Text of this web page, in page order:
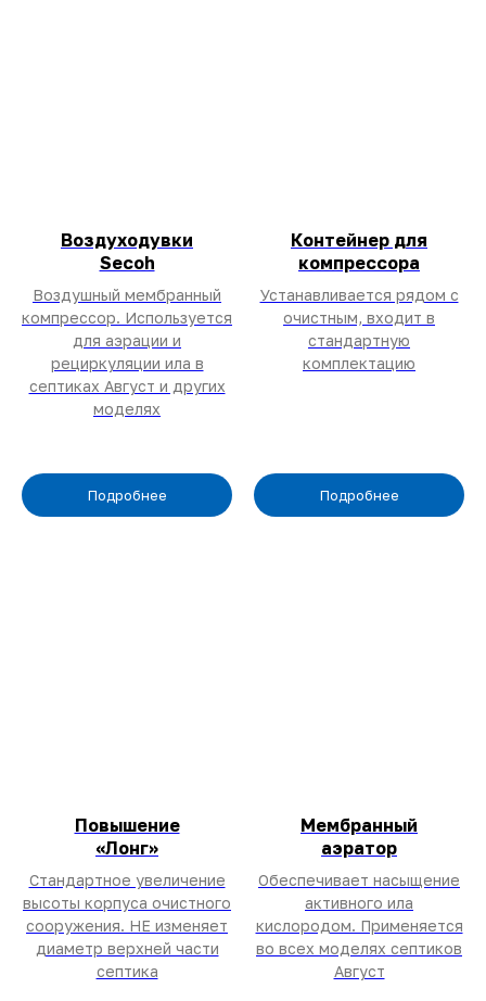
Воздуходувки
Secoh
Воздушный мембранный
компрессор. Используется
для аэрации и
рециркуляции ила в
септиках Август и других
моделях
Подробнее
Контейнер для
компрессора
Устанавливается рядом с
очистным, входит в
стандартную
комплектацию
Подробнее
Повышение
«Лонг»
Стандартное увеличение
высоты корпуса очистного
сооружения. НЕ изменяет
диаметр верхней части
септика
Мембранный
аэратор
Обеспечивает насыщение
активного ила
кислородом. Применяется
во всех моделях септиков
Август
Получить консультацию
+7 (900) 573-80-95
info@august-septik.ru